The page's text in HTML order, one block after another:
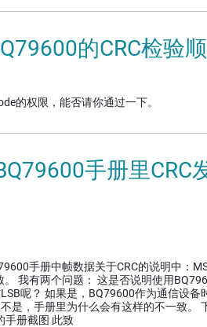
的CRC检验
的权限，能否请你通过一下。
手册里CRC
手册中帧数据关于CRC的说明中：
我有两个问题： 这是否说明使用
呢？ 如果是，BQ79600作为通信设备
是，手册里为什么会有这样的不一致。
手册截图 此致